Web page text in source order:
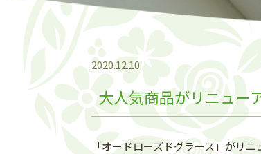
2020.12.10
大人気商品がリニュー
「オードローズドグラース」がリニ